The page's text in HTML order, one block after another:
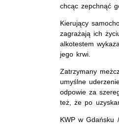
chcąc zepchnąć
Kierujący
zagrażają ich
alkotestem
jego krwi.
Zatrzymany
umyślne
odpowie za
też, że po
KWP w Gdańsku